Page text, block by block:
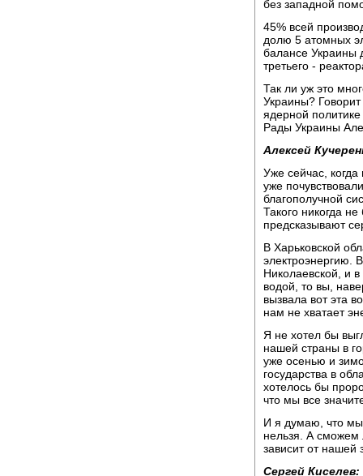
без западной
45% всей
долю 5 атомных
балансе Украины
третьего -
Так ли уж это
Украины?
ядерной
Рады Украины
Алексей
Уже сейчас,
уже
благополучной
Такого никогда
предсказывают
В Харьковской
электроэнергию.
Николаевской, и в
водой, то вы,
вызвала вот эта
нам не хватает
Я не хотел бы
нашей страны в
уже осенью и
государства в
хотелось бы
что мы все
И я думаю, что мы
нельзя. А сможем
зависит от нашей
Сергей Киселев: